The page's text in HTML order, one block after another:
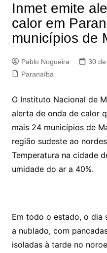
Inmet emite
calor em
municípios de
Pablo Nogueira 30
Paranaíba
O Instituto Nacional de
alerta de onda de calor
mais 24 municípios de
região sudeste ao
Temperatura na cidade
umidade do ar a 40%.
Em todo o estado, o dia
a nublado, com
isoladas à tarde no